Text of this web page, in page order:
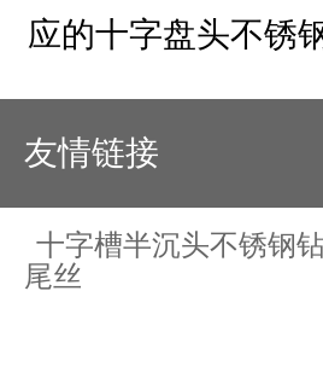
应的十字盘头不锈
友情链接
十字槽半沉头不锈钢
尾丝